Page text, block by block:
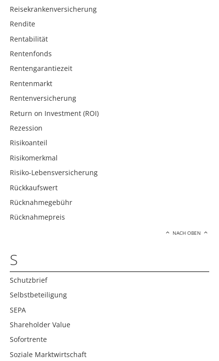
Reisekrankenversicherung
Rendite
Rentabilität
Rentenfonds
Rentengarantiezeit
Rentenmarkt
Rentenversicherung
Return on Investment (ROI)
Rezession
Risikoanteil
Risikomerkmal
Risiko-Lebensversicherung
Rückkaufswert
Rücknahmegebühr
Rücknahmepreis
NACH OBEN
S
Schutzbrief
Selbstbeteiligung
SEPA
Shareholder Value
Sofortrente
Soziale Marktwirtschaft